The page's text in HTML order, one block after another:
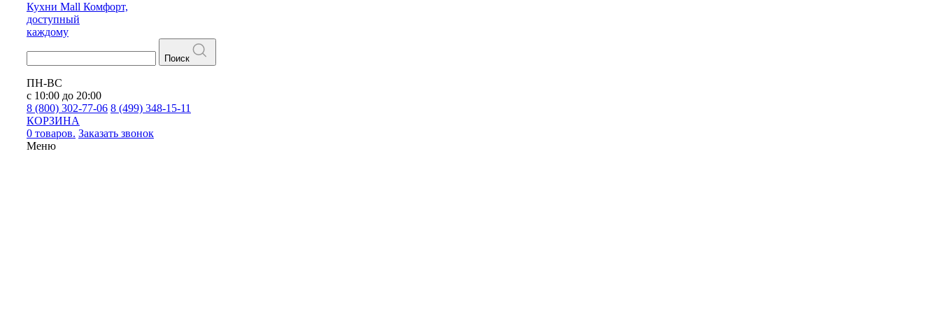
Кухни Mall Комфорт,
доступный
каждому
Поиск
ПН-ВС
с 10:00 до 20:00
8 (800) 302-77-06 8 (499) 348-15-11
КОРЗИНА
0 товаров. Заказать звонок
Меню